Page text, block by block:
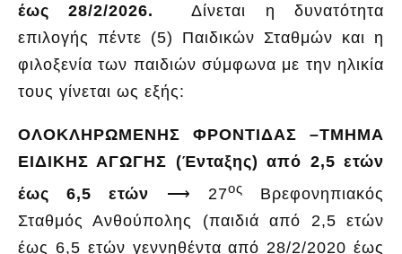
έως 28/2/2026.
Δίνεται η δυνατότητα
επιλογής πέντε (5) Παιδικών Σταθμών και η
φιλοξενία των παιδιών σύμφωνα με την ηλικία
τους γίνεται ως εξής:
ΟΛΟΚΛΗΡΩΜΕΝΗΣ ΦΡΟΝΤΙΔΑΣ –ΤΜΗΜΑ
ΕΙΔΙΚΗΣ ΑΓΩΓΗΣ (Ένταξης) από 2,5 ετών
έως 6,5 ετών ⟶ 27ος
Βρεφονηπιακός
Σταθμός Ανθούπολης (παιδιά από 2,5 ετών
έως 6,5 ετών γεννηθέντα από 28/2/2020 έως